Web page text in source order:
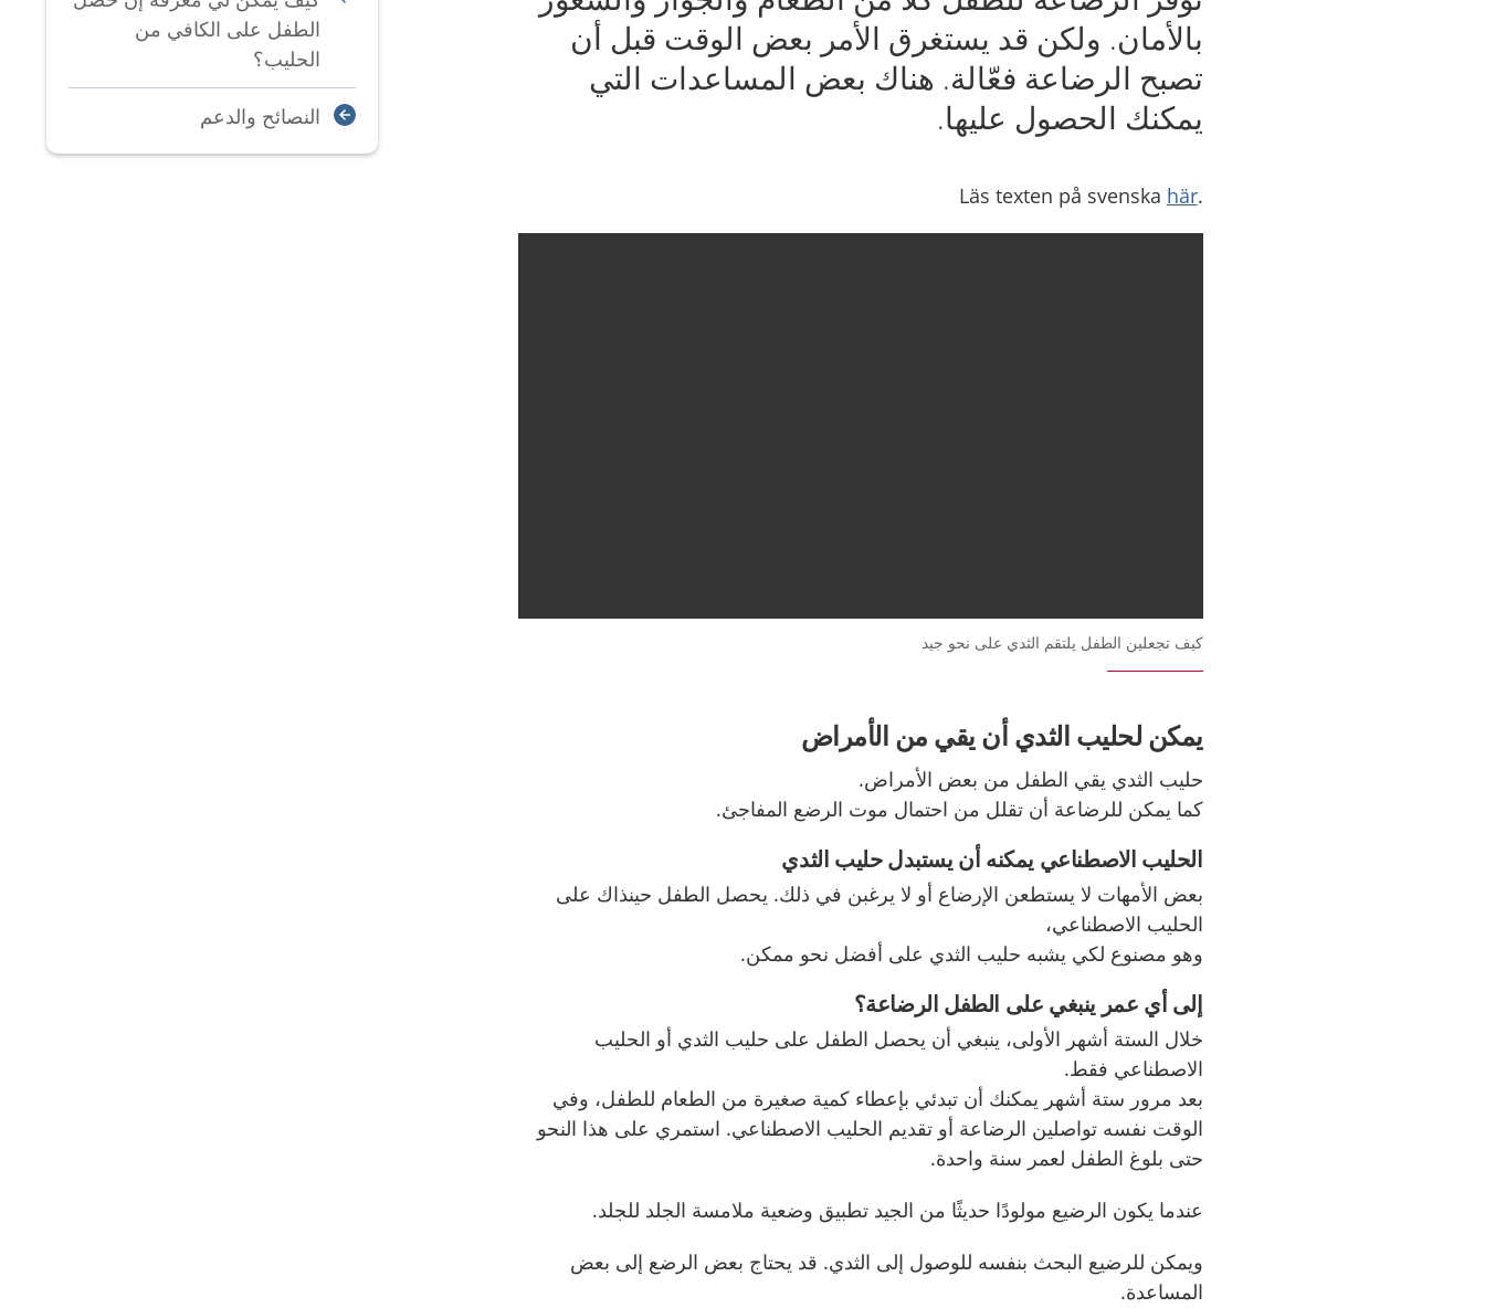
بالأمان. ولكن قد يستغرق الأمر بعض الوقت قبل أن
تصبح الرضاعة فعّالة. هناك بعض المساعدات التي
يمكنك الحصول عليها.
.Läs texten på svenska
här
كيف تجعلين الطفل يلتقم الثدي على نحو جيد
يمكن لحليب الثدي أن يقي من الأمراض
حليب الثدي يقي الطفل من بعض الأمراض.
كما يمكن للرضاعة أن تقلل من احتمال موت الرضع المفاجئ.
الحليب الاصطناعي يمكنه أن يستبدل حليب الثدي
بعض الأمهات لا يستطعن الإرضاع أو لا يرغبن في ذلك. يحصل الطفل حينذاك على
الحليب الاصطناعي،
وهو مصنوع لكي يشبه حليب الثدي على أفضل نحو ممكن.
إلى أي عمر ينبغي على الطفل الرضاعة؟
خلال الستة أشهر الأولى، ينبغي أن يحصل الطفل على حليب الثدي أو الحليب
الاصطناعي فقط.
بعد مرور ستة أشهر يمكنك أن تبدئي بإعطاء كمية صغيرة من الطعام للطفل، وفي
الوقت نفسه تواصلين الرضاعة أو تقديم الحليب الاصطناعي. استمري على هذا النحو
حتى بلوغ الطفل لعمر سنة واحدة.
عندما يكون الرضيع مولودًا حديثًا من الجيد تطبيق وضعية ملامسة الجلد للجلد.
ويمكن للرضيع البحث بنفسه للوصول إلى الثدي. قد يحتاج بعض الرضع إلى بعض
المساعدة.
الطفل على الكافي من
الحليب؟
النصائح والدعم